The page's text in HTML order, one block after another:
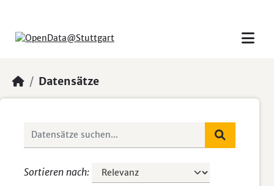
Datensätze
Sortieren nach